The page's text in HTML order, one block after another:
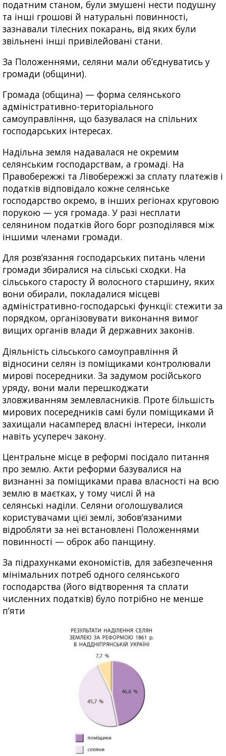
податним станом, були змушені нести подушну
та інші грошові й натуральні повинності,
зазнавали тілесних покарань, від яких були
звільнені інші привілейовані стани.
За Положеннями, селяни мали об’єднуватись у
громади (общини).
Громада (община) — форма селянського
адміністративно-територіального
самоуправління, що базувалася на спільних
господарських інтересах.
Надільна земля надавалася не окремим
селянським господарствам, а громаді. На
Правобережжі та Лівобережжі за сплату платежів і
податків відповідало кожне селянське
господарство окремо, в інших регіонах круговою
порукою — уся громада. У разі несплати
селянином податків його борг розподілявся між
іншими членами громади.
Для розв’язання господарських питань члени
громади збиралися на сільські сходки. На
сільського старосту й волосного старшину, яких
вони обирали, покладалися місцеві
адміністративно-господарські функції: стежити за
порядком, організовувати виконання вимог
вищих органів влади й державних законів.
Діяльність сільського самоуправління й
відносини селян із поміщиками контролювали
мирові посередники. За задумом російського
уряду, вони мали перешкоджати
зловживанням землевласників. Проте більшість
мирових посередників самі були поміщиками й
захищали насамперед власні інтереси, інколи
навіть усупереч закону.
Центральне місце в реформі посідало питання
про землю. Акти реформи базувалися на
визнанні за поміщиками права власності на всю
землю в маєтках, у тому числі й на
селянські наділи. Селяни оголошувалися
користувачами цієї землі, зобов’язаними
відробляти за неї встановлені Положеннями
повинності — оброк або панщину.
За підрахунками економістів, для забезпечення
мінімальних потреб одного селянського
господарства (його відтворення та сплати
численних податків) було потрібно не менше
п’яти